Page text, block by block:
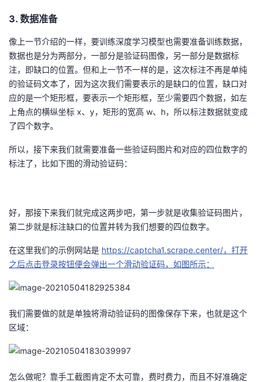
3. 数据准备
像上一节介绍的一样，要训练深度学习模型也需要准备训练数据，
数据也是分为两部分，一部分是验证码图像，另一部分是数据标
注，即缺口的位置。但和上一节不一样的是，这次标注不再是单纯
的验证码文本了，因为这次我们需要表示的是缺口的位置，缺口对
应的是一个矩形框，要表示一个矩形框，至少需要四个数据，如左
上角点的横纵坐标 x、y，矩形的宽高 w、h，所以标注数据就变成
了四个数字。
所以，接下来我们就需要准备一些验证码图片和对应的四位数字的
标注了，比如下图的滑动验证码：
好，那接下来我们就完成这两步吧，第一步就是收集验证码图片，
第二步就是标注缺口的位置并转为我们想要的四位数字。
在这里我们的示例网站是 https://captcha1.scrape.center/，打开
之后点击登录按钮便会弹出一个滑动验证码，如图所示：
我们需要做的就是单独将滑动验证码的图像保存下来，也就是这个
区域：
怎么做呢？靠手工截图肯定不太可靠，费时费力，而且不好准确定